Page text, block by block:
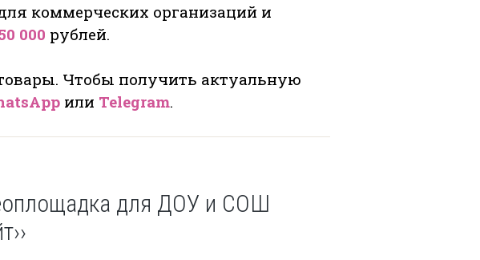
коммерческих организаций и
000 рублей.
Чтобы получить актуальную
или Telegram.
для ДОУ и СОШ